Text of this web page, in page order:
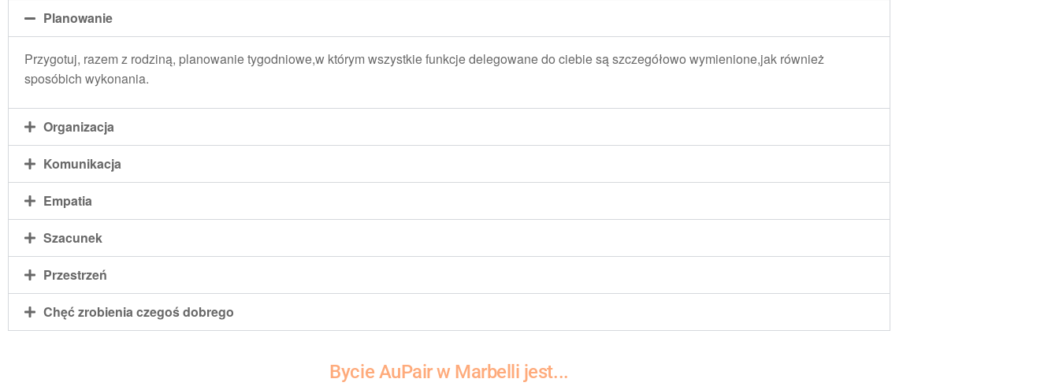
Planowanie
Przygotuj, razem z rodziną, planowanie tygodniowe,w którym wszystkie funkcje delegowane do ciebie są szczegółowo wymienione,jak również
sposóbich wykonania.
Organizacja
Komunikacja
Empatia
Szacunek
Przestrzeń
Chęć zrobienia czegoś dobrego
Bycie AuPair w Marbelli jest...